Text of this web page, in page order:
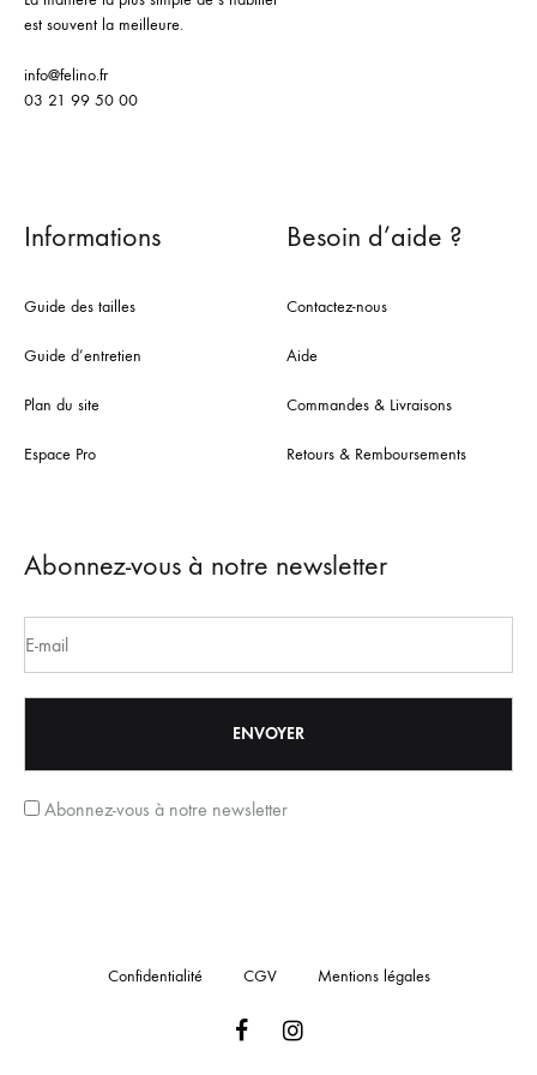
est souvent la meilleure.
info@felino.fr
03 21 99 50 00
Informations
Guide des tailles
Guide d’entretien
Plan du site
Espace Pro
Besoin d’aide ?
Contactez-nous
Aide
Commandes & Livraisons
Retours & Remboursements
Abonnez-vous à notre newsletter
Abonnez-vous à notre newsletter
Confidentialité CGV Mentions légales
FacebookInstagram